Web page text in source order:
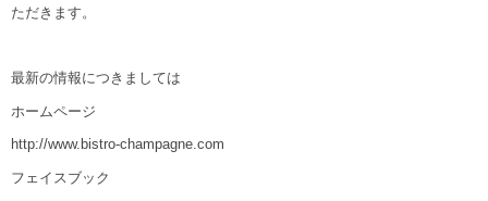
ただきます。
最新の情報につきましては
ホームページ
http://www.bistro-champagne.com
フェイスブック